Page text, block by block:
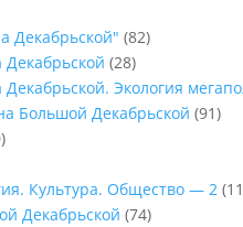
Декабрьской" (82)
Декабрьской (28)
Экология
Большой Декабрьской (91)
Культура. Общество — 2
Декабрьской (74)